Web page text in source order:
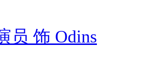
员 饰 Odins